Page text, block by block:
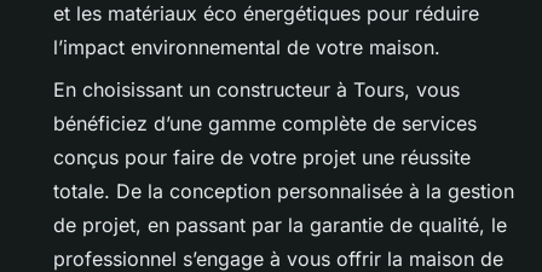
et les matériaux éco énergétiques pour réduire
l’impact environnemental de votre maison.
En choisissant un constructeur à Tours, vous
bénéficiez d’une gamme complète de services
conçus pour faire de votre projet une réussite
totale. De la conception personnalisée à la gestion
de projet, en passant par la garantie de qualité, le
professionnel s’engage à vous offrir la maison de